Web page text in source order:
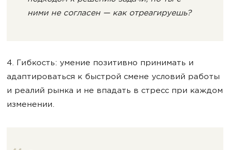
ними не согласен — как отреагируешь?
4. Гибкость: умение позитивно принимать и
адаптироваться к быстрой смене условий работы
и реалий рынка и не впадать в стресс при каждом
изменении.